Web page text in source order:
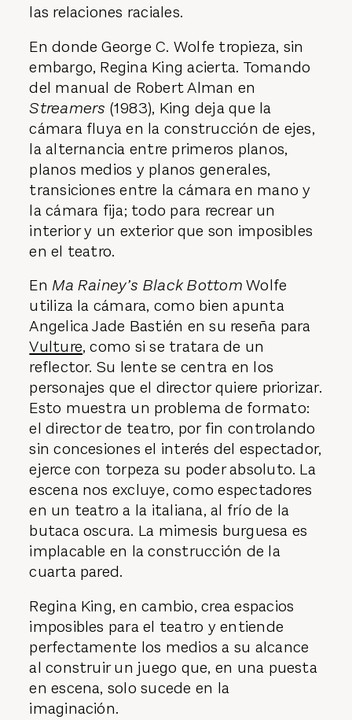
las relaciones raciales.
En donde George C. Wolfe tropieza, sin
embargo, Regina King acierta. Tomando
del manual de Robert Alman en
Streamers (1983), King deja que la
cámara fluya en la construcción de ejes,
la alternancia entre primeros planos,
planos medios y planos generales,
transiciones entre la cámara en mano y
la cámara fija; todo para recrear un
interior y un exterior que son imposibles
en el teatro.
En Ma Rainey’s Black BottomWolfe
utiliza la cámara, como bien apunta
Angelica Jade Bastién en su reseña para
Vulture, como si se tratara de un
reflector. Su lente se centra en los
personajes que el director quiere priorizar.
Esto muestra un problema de formato:
el director de teatro, por fin controlando
sin concesiones el interés del espectador,
ejerce con torpeza su poder absoluto. La
escena nos excluye, como espectadores
en un teatro a la italiana, al frío de la
butaca oscura. La mimesis burguesa es
implacable en la construcción de la
cuarta pared.
Regina King, en cambio, crea espacios
imposibles para el teatro y entiende
perfectamente los medios a su alcance
al construir un juego que, en una puesta
en escena, solo sucede en la
imaginación.